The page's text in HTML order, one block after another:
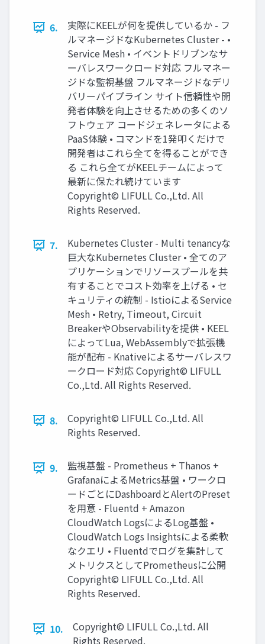
6.
実際にKEELが何を提供しているか - フ
ルマネージドなKubernetes Cluster - •
Service Mesh • イベントドリブンなサ
ーバレスワークロード対応 フルマネー
ジドな監視基盤 フルマネージドなデリ
バリーパイプライン サイト信頼性や開
発者体験を向上させるための多くのソ
フトウェア コードジェネレータによる
PaaS体験 • コマンドを1発叩くだけで
開発者はこれら全てを得ることができ
る これら全てがKEELチームによって
最新に保たれ続けています
Copyright© LIFULL Co.,Ltd. All
Rights Reserved.
7.
Kubernetes Cluster - Multi tenancyな
巨大なKubernetes Cluster • 全てのア
プリケーションでリソースプールを共
有することでコスト効率を上げる • セ
キュリティの統制 - IstioによるService
Mesh • Retry, Timeout, Circuit
BreakerやObservabilityを提供 • KEEL
によってLua, WebAssemblyで拡張機
能が配布 - Knativeによるサーバレスワ
ークロード対応 Copyright© LIFULL
Co.,Ltd. All Rights Reserved.
8.
Copyright© LIFULL Co.,Ltd. All
Rights Reserved.
9.
監視基盤 - Prometheus + Thanos +
GrafanaによるMetrics基盤 • ワークロ
ードごとにDashboardとAlertのPreset
を用意 - Fluentd + Amazon
CloudWatch LogsによるLog基盤 •
CloudWatch Logs Insightsによる柔軟
なクエリ • Fluentdでログを集計して
メトリクスとしてPrometheusに公開
Copyright© LIFULL Co.,Ltd. All
Rights Reserved.
10.
Copyright© LIFULL Co.,Ltd. All
Rights Reserved.